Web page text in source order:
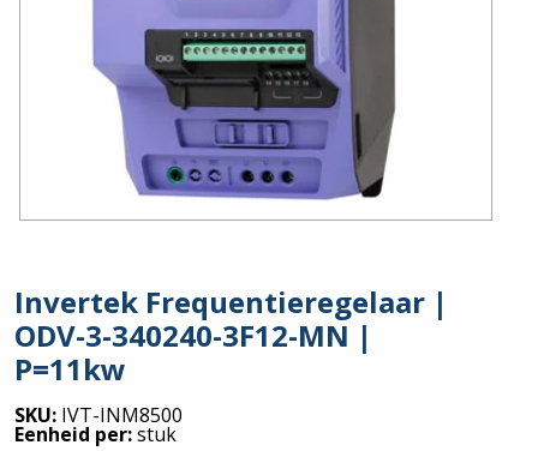
Invertek Frequentieregelaar |
ODV-3-340240-3F12-MN |
P=11kw
SKU: IVT-INM8500
Eenheid per:stuk